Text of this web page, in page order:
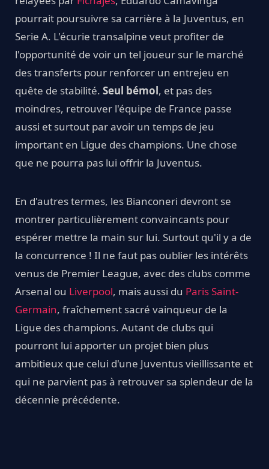
pourrait poursuivre sa carrière à la Juventus, en
Serie A. L'écurie transalpine veut profiter de
l'opportunité de voir un tel joueur sur le marché
des transferts pour renforcer un entrejeu en
quête de stabilité. Seul bémol, et pas des
moindres, retrouver l'équipe de France passe
aussi et surtout par avoir un temps de jeu
important en Ligue des champions. Une chose
que ne pourra pas lui offrir la Juventus.
En d'autres termes, les Bianconeri devront se
montrer particulièrement convaincants pour
espérer mettre la main sur lui. Surtout qu'il y a de
la concurrence ! Il ne faut pas oublier les intérêts
venus de Premier League, avec des clubs comme
Arsenal ou Liverpool, mais aussi du Paris Saint-
Germain, fraîchement sacré vainqueur de la
Ligue des champions. Autant de clubs qui
pourront lui apporter un projet bien plus
ambitieux que celui d'une Juventus vieillissante et
qui ne parvient pas à retrouver sa splendeur de la
décennie précédente.